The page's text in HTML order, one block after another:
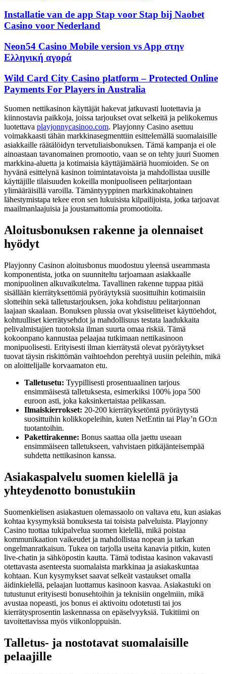
Installatie van de app Stap voor Stap bij Naobet
Casino voor Nederland
Neon54 Casino Mobile version vs App στην
Ελληνική αγορά
Wild Card City Casino platform – Protected Online
Payments For Players in Australia
Suomen nettikasinon käyttäjät hakevat jatkuvasti luotettavia ja
kiinnostavia paikkoja, joissa tarjoukset ovat selkeitä ja pelikokemus
luotettava playjonnycasinoo.com. Playjonny Casino asettuu
voimakkaasti tähän markkinasegmenttiin esittelemällä suomalaisille
asiakkaille räätälöidyn tervetuliaisbonuksen. Tämä kampanja ei ole
ainoastaan tavanomainen promootio, vaan se on tehty juuri Suomen
markkina-aluetta ja kotimaisia käyttäjämääriä huomioiden. Se on
hyvänä esittelynä kasinon toimintatavoista ja mahdollistaa uusille
käyttäjille tilaisuuden kokeilla monipuoliseen pelitarjontaan
ylimääräisillä varoilla. Tämäntyyppinen markkinakohtainen
lähestymistapa tekee eron sen lukuisista kilpailijoista, jotka tarjoavat
maailmanlaajuisia ja joustamattomia promootioita.
Aloitusbonuksen rakenne ja olennaiset
hyödyt
Playjonny Casinon aloitusbonus muodostuu yleensä useammasta
komponentista, jotka on suunniteltu tarjoamaan asiakkaalle
monipuolinen alkuvaikutelma. Tavallinen rakenne tuppaa pitää
sisällään kierrätyksettömiä pyöräytyksiä suosittuihin kotimaisiin
slotteihin sekä talletustarjouksen, joka kohdistuu pelitarjonnan
laajaan skaalaan. Bonuksen plussia ovat yksiselitteiset käyttöehdot,
kohtuulliset kierrätysehdot ja mahdollisuus testata laadukkaita
pelivalmistajien tuotoksia ilman suurta omaa riskiä. Tämä
kokoonpano kannustaa pelaajaa tutkimaan nettikasinoon
monipuolisesti. Erityisesti ilman kierrätystä olevat pyöräytykset
tuovat täysin riskittömän vaihtoehdon perehtyä uusiin peleihin, mikä
on aloittelijalle korvaamaton etu.
Talletusetu: Tyypillisesti prosentuaalinen tarjous
ensimmäisestä talletuksesta, esimerkiksi 100% jopa 500
euroon asti, joka kaksinkertaistaa pelikassan.
Ilmaiskierrokset: 20-200 kierrätyksetöntä pyöräytystä
suosittuihin kolikkopeleihin, kuten NetEntin tai Play’n GO:n
tuotantoihin.
Pakettirakenne: Bonus saattaa olla jaettu useaan
ensimmäiseen talletukseen, vahvistaen pitkäjänteisempää
suhdetta nettikasinon kanssa.
Asiakaspalvelu suomen kielellä ja
yhteydenotto bonustukiin
Suomenkielisen asiakastuen olemassaolo on valtava etu, kun asiakas
kohtaa kysymyksiä bonuksesta tai toisista palveluista. Playjonny
Casino tuottaa tukipalvelua suomen kielellä, mikä poistaa
kommunikaation vaikeudet ja mahdollistaa nopean ja tarkan
ongelmanratkaisun. Tukea on tarjolla useita kanavia pitkin, kuten
live-chatin ja sähköpostin kautta. Tämä todistaa kasinon vakavasti
otettavasta asenteesta suomalaista markkinaa ja asiakaskuntaa
kohtaan. Kun kysymykset saavat selkeät vastaukset omalla
äidinkielellä, pelaajan luottamus kasinoon kasvaa. Asiakastuki on
tutustunut erityisesti bonusehtoihin ja teknisiin ongelmiin, mikä
avustaa nopeasti, jos bonus ei aktivoitu odotetusti tai jos
kierrätysprosentin laskennassa on epäselvyyksiä. Tukitiimi on
tavoitettavissa myös viikonloppuisin.
Talletus- ja nostotavat suomalaisille
pelaajille